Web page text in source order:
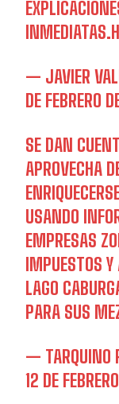
INMEDIATAS.
— JAVIER
DE FEBRERO
SE DAN
APROVECHA
USANDO
EMPRESAS
IMPUESTOS
LAGO
PARA SUS
— TARQUINO
12 DE